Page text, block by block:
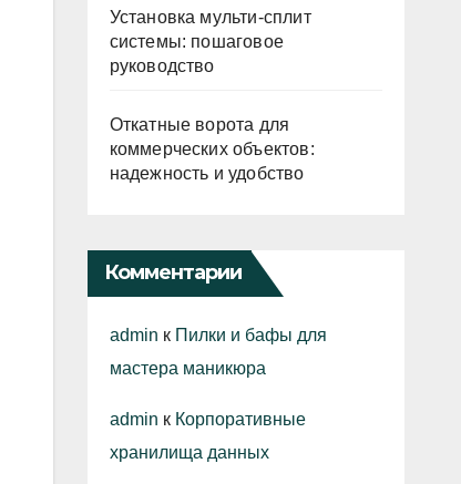
Установка мульти-сплит
системы: пошаговое
руководство
Откатные ворота для
коммерческих объектов:
надежность и удобство
Комментарии
admin к Пилки и бафы для
мастера маникюра
admin к Корпоративные
хранилища данных